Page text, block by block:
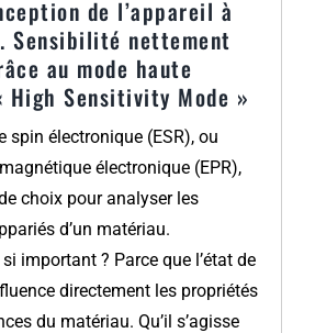
de l’appareil à
Sensibilité nettement
au mode haute
Sensitivity Mode »
spin électronique (ESR), ou
électronique (EPR),
choix pour analyser les
d’un matériau.
important ? Parce que l’état de
directement les propriétés
du matériau. Qu’il s’agisse